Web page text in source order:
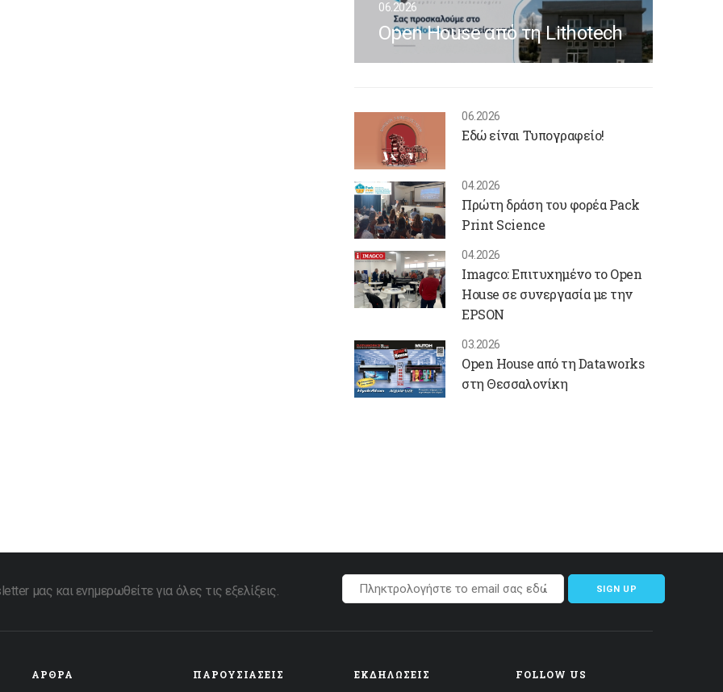
06.2026
Open House από τη Lithotech
06.2026
Εδώ είναι Τυπογραφείο!
04.2026
Πρώτη δράση του φορέα Pack
Print Science
04.2026
Imagco: Επιτυχημένο το Open
House σε συνεργασία με την
EPSON
03.2026
Open House από τη Dataworks
στη Θεσσαλονίκη
μας και ενημερωθείτε για όλες τις εξελίξεις. SIGN UP
ΆΡΘΡΑ ΠΑΡΟΥΣΙΆΣΕΙΣ ΕΚΔΗΛΏΣΕΙΣ FOLLOW US